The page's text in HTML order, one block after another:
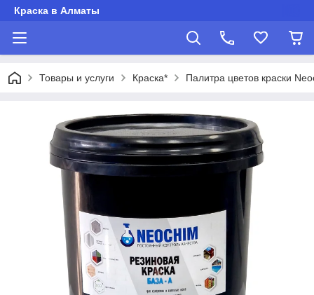
Краска в Алматы
Товары и услуги Краска* Палитра цветов краски